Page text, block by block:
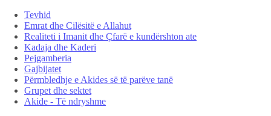
Tevhid
Emrat dhe Cilësitë e Allahut
Realiteti i Imanit dhe Çfarë e kundërshton ate
Kadaja dhe Kaderi
Pejgamberia
Gajbijatet
Përmbledhje e Akides së të parëve tanë
Grupet dhe sektet
Akide - Të ndryshme